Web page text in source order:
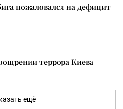
пожаловался на дефицит
террора Киева
ещё